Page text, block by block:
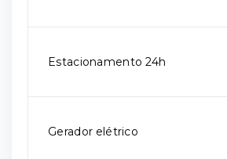
Estacionamento 24h
Gerador elétrico